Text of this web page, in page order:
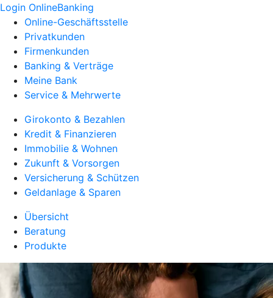
Login OnlineBanking
Online-Geschäftsstelle
Privatkunden
Firmenkunden
Banking & Verträge
Meine Bank
Service & Mehrwerte
Girokonto & Bezahlen
Kredit & Finanzieren
Immobilie & Wohnen
Zukunft & Vorsorgen
Versicherung & Schützen
Geldanlage & Sparen
Übersicht
Beratung
Produkte